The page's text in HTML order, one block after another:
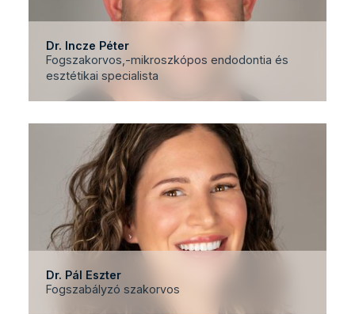
Dr. Incze Péter
Fogszakorvos,-mikroszkópos endodontia és
esztétikai specialista
Dr. Pál Eszter
Fogszabályzó szakorvos